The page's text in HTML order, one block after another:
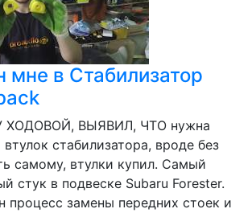
мне в Стабилизатор
ВЫЯВИЛ, ЧТО нужна
стабилизатора, вроде без
самому, втулки купил. Самый
стук в подвеске Subaru Forester.
процесс замены передних стоек и